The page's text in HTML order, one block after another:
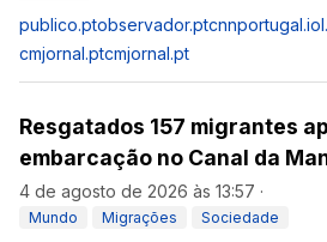
publico.ptobservador.pt
cmjornal.ptcmjornal.pt
Resgatados 157 migrantes
embarcação no Canal da
4 de agosto de 2026 às 13:57 ·
Mundo Migrações Sociedade